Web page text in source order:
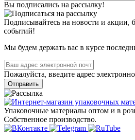
Вы подписались на рассылку!
Подписывайтесь на новости и акции,
событий!
Мы будем держать вас в курсе
Пожалуйста, введите адрес
Отправить
Упаковочные материалы оптом и в
Собственное производство.